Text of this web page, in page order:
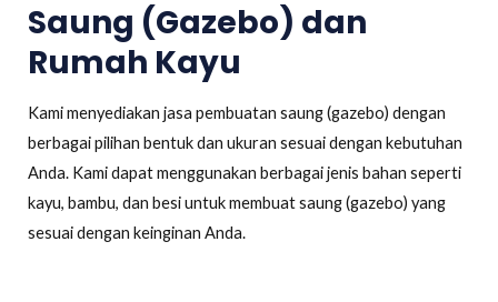
Saung (Gazebo) dan
Rumah Kayu
Kami menyediakan jasa pembuatan saung (gazebo) dengan
berbagai pilihan bentuk dan ukuran sesuai dengan kebutuhan
Anda. Kami dapat menggunakan berbagai jenis bahan seperti
kayu, bambu, dan besi untuk membuat saung (gazebo) yang
sesuai dengan keinginan Anda.